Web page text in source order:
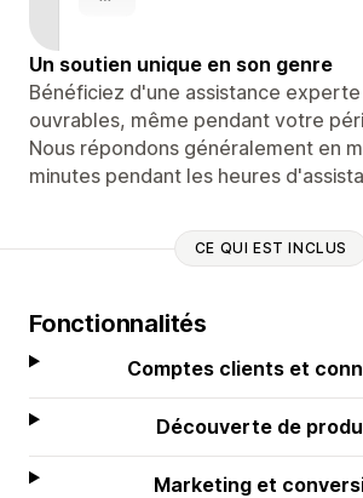
Un soutien unique en son genre
Bénéficiez d'une assistance
ouvrables, même pendant votre
Nous répondons généralement en
minutes pendant les heures
CE QUI EST INCLUS
Fonctionnalités
Comptes clients et
Découverte de
Marketing et